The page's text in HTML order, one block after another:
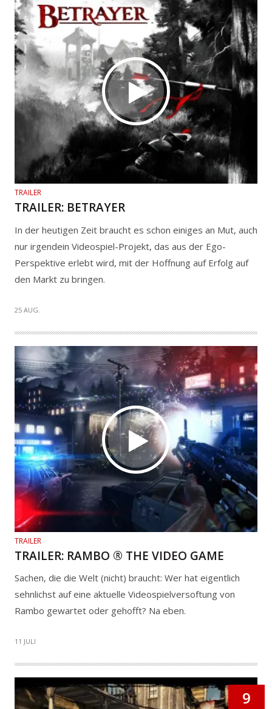
TRAILER
TRAILER: BETRAYER
In der heutigen Zeit braucht es schon einiges an Mut, auch
nur irgendein Videospiel-Projekt, das aus der Ego-
Perspektive erlebt wird, mit der Hoffnung auf Erfolg auf
den Markt zu bringen.
25 AUG.
TRAILER
TRAILER: RAMBO ® THE VIDEO GAME
Sachen, die die Welt (nicht) braucht: Wer hat eigentlich
sehnlichst auf eine aktuelle Videospielversoftung von
Rambo gewartet oder gehofft? Na eben.
11 JULI
9